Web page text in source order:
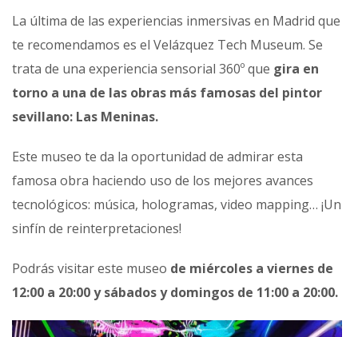
La última de las experiencias inmersivas en Madrid que
te recomendamos es el Velázquez Tech Museum. Se
trata de una experiencia sensorial 360º que gira en
torno a una de las obras más famosas del pintor
sevillano: Las Meninas.
Este museo te da la oportunidad de admirar esta
famosa obra haciendo uso de los mejores avances
tecnológicos: música, hologramas, video mapping… ¡Un
sinfín de reinterpretaciones!
Podrás visitar este museo de miércoles a viernes de
12:00 a 20:00 y sábados y domingos de 11:00 a 20:00.